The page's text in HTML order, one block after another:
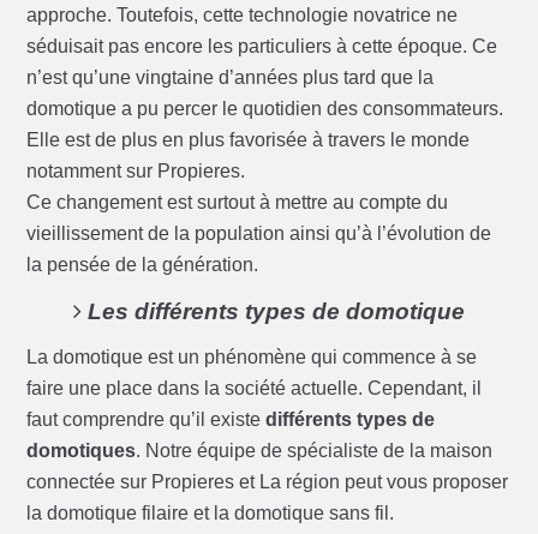
approche. Toutefois, cette technologie novatrice ne
séduisait pas encore les particuliers à cette époque. Ce
n’est qu’une vingtaine d’années plus tard que la
domotique a pu percer le quotidien des consommateurs.
Elle est de plus en plus favorisée à travers le monde
notamment sur Propieres.
Ce changement est surtout à mettre au compte du
vieillissement de la population ainsi qu’à l’évolution de
la pensée de la génération.
Les différents types de domotique
La domotique est un phénomène qui commence à se
faire une place dans la société actuelle. Cependant, il
faut comprendre qu’il existedifférents types de
domotiques. Notre équipe de spécialiste de la maison
connectée sur Propieres et La région peut vous proposer
la domotique filaire et la domotique sans fil.